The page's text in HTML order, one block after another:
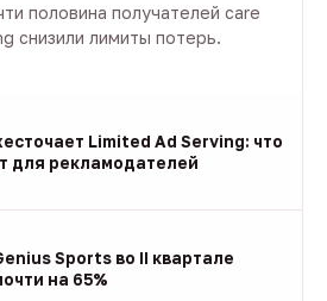
половина получателей care
снизили лимиты потерь.
Limited Ad Serving: что
для рекламодателей
Sports во II квартале
на 65%